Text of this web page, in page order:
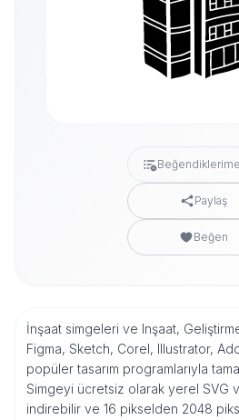
Paylaş
Beğen
İnşaat simgeleri ve Inşaat,
Figma, Sketch, Corel, Illustrator,
popüler tasarım programlarıyla
Simgeyi ücretsiz olarak yerel SVG
indirebilir ve 16 pikselden 2048